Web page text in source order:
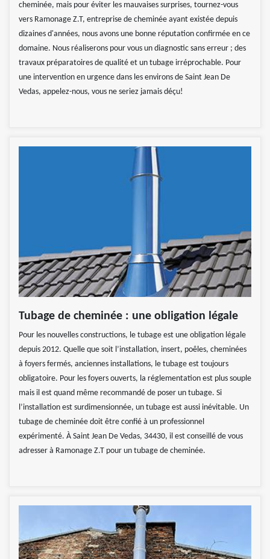
cheminée, mais pour éviter les mauvaises surprises, tournez-vous
vers Ramonage Z.T, entreprise de cheminée ayant existée depuis
dizaines d'années, nous avons une bonne réputation confirmée en ce
domaine. Nous réaliserons pour vous un diagnostic sans erreur ; des
travaux préparatoires de qualité et un tubage irréprochable. Pour
une intervention en urgence dans les environs de Saint Jean De
Vedas, appelez-nous, vous ne seriez jamais déçu!
Tubage de cheminée : une obligation légale
Pour les nouvelles constructions, le tubage est une obligation légale
depuis 2012. Quelle que soit l’installation, insert, poêles, cheminées
à foyers fermés, anciennes installations, le tubage est toujours
obligatoire. Pour les foyers ouverts, la réglementation est plus souple
mais il est quand même recommandé de poser un tubage. Si
l’installation est surdimensionnée, un tubage est aussi inévitable. Un
tubage de cheminée doit être confié à un professionnel
expérimenté. À Saint Jean De Vedas, 34430, il est conseillé de vous
adresser à Ramonage Z.T pour un tubage de cheminée.